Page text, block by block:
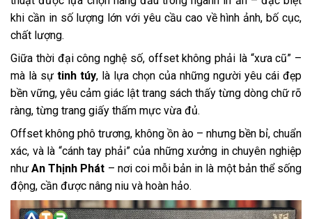
khi cần in số lượng lớn với yêu cầu cao về hình ảnh, bố cục,
chất lượng.
Giữa thời đại công nghệ số, offset không phải là “xưa cũ” –
mà là sự tinh túy, là lựa chọn của những người yêu cái đẹp
bền vững, yêu cảm giác lật trang sách thấy từng dòng chữ rõ
ràng, từng trang giấy thấm mực vừa đủ.
Offset không phô trương, không ồn ào – nhưng bền bỉ, chuẩn
xác, và là “cánh tay phải” của những xưởng in chuyên nghiệp
nhưAn Thịnh Phát – nơi coi mỗi bản in là một bản thể sống
động, cần được nâng niu và hoàn hảo.